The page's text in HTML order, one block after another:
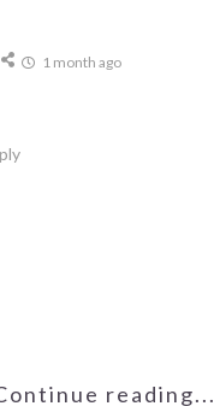
1 month ago
reading...